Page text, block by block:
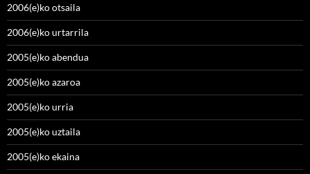
2006(e)ko otsaila
2006(e)ko urtarrila
2005(e)ko abendua
2005(e)ko azaroa
2005(e)ko urria
2005(e)ko uztaila
2005(e)ko ekaina